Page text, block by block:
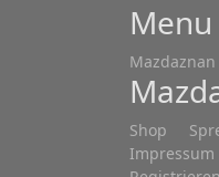
Menu
Mazdaznan
Shop
Impressum